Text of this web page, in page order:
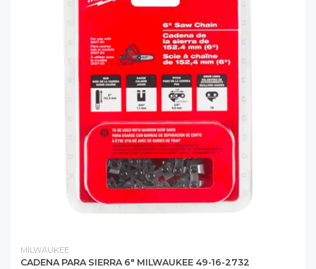
MILWAUKEE
CADENA PARA SIERRA 6" MILWAUKEE 49-16-2732